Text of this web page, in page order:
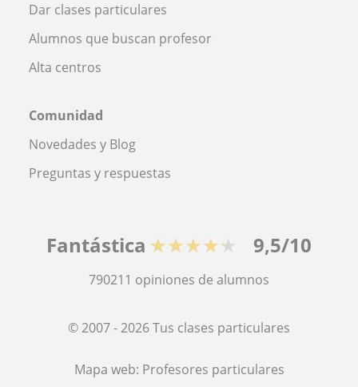
Dar clases particulares
Alumnos que buscan profesor
Alta centros
Comunidad
Novedades y Blog
Preguntas y respuestas
Fantástica ★★★★★ 9,5/10
790211 opiniones de alumnos
© 2007 - 2026 Tus clases particulares
Mapa web: Profesores particulares